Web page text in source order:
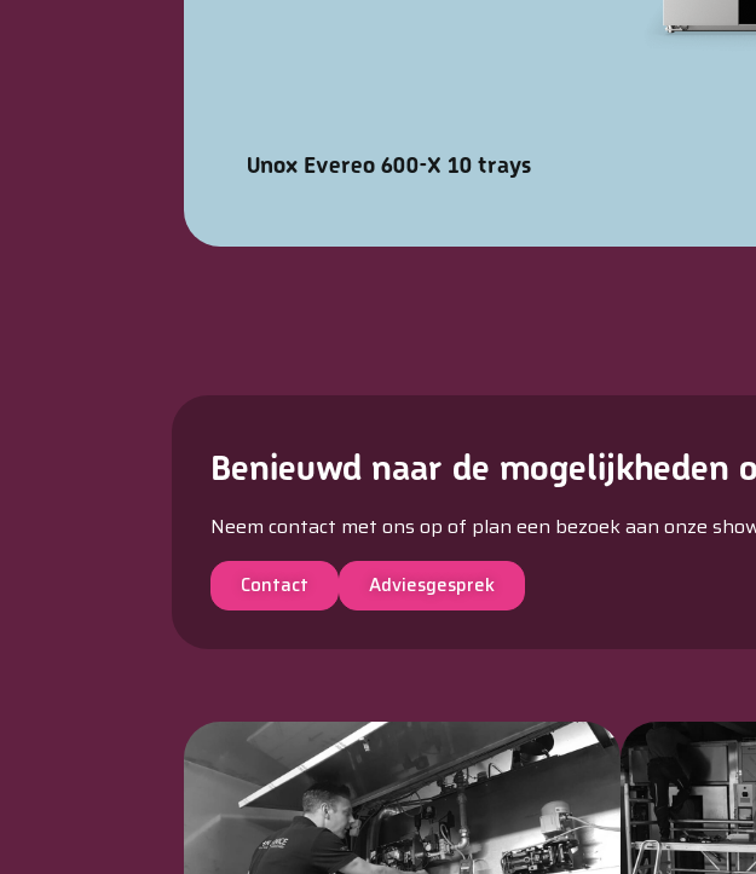
Unox Evereo 600-X 10 trays
Benieuwd naar de mogelijkheden
Neem contact met ons op of plan een bezoek aan onze
Contact Adviesgesprek